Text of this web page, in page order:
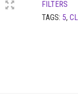
FILTERS
TAGS: 5,